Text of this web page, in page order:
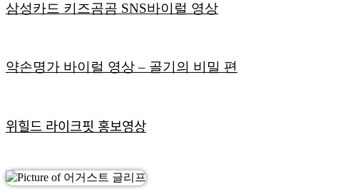
삼성카드 키즈곰곰 SNS바이럴 영상
약손명가 바이럴 영상 – 골기의 비밀 편
위힐드 라이크핏 홍보영상